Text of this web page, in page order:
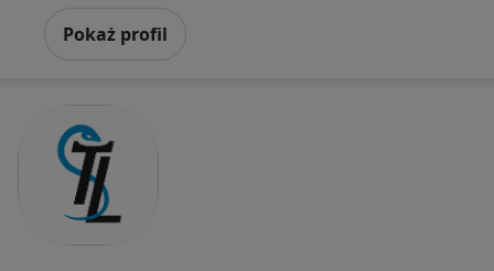
Pokaż profil